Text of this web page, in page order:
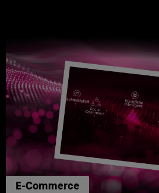
E-Commerce